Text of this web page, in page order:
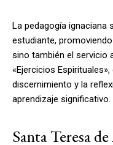
La pedagogía ignaciana
estudiante,
sino también el servicio
«Ejercicios
discernimiento y la
aprendizaje significativo.
Santa Teresa